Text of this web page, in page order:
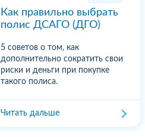
Как правильно выбрать
полис ДСАГО (ДГО)
5 советов о том, как
дополнительно сократить свои
риски и деньги при покупке
такого полиса.
Читать дальше